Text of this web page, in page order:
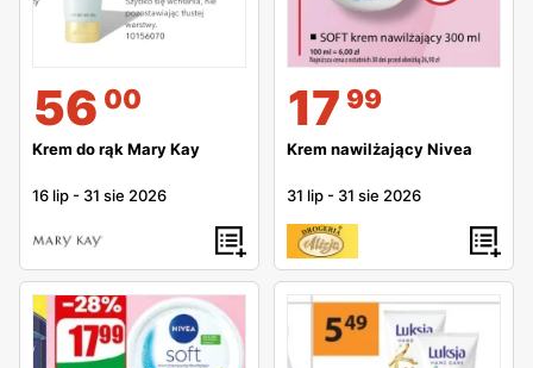
56 00
Krem do rąk Mary Kay
16 lip - 31 sie 2026
17 99
Krem nawilżający Nivea
31 lip - 31 sie 2026